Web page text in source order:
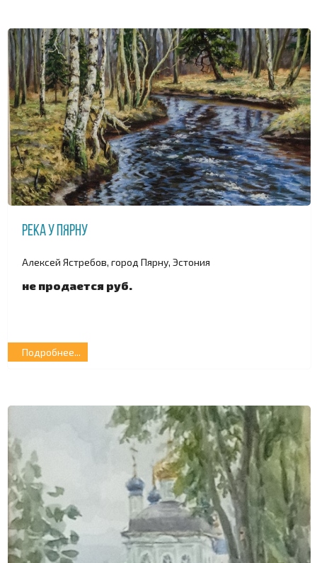
Река у Пярну
Алексей Ястребов, город Пярну, Эстония
не продается руб.
Подробнее...